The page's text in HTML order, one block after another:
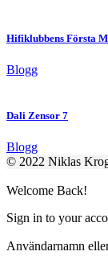
Hifiklubbens Första
Blogg
Dali Zensor 7
Blogg
© 2022 Niklas
Welcome Back!
Sign in to your
Användarnamn